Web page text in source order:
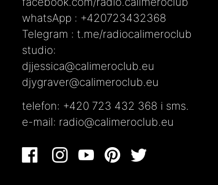
whatsApp : +420723432368
Telegram : t.me/radiocalimeroclub
studio:
djjessica@calimeroclub.eu
djygraver@calimeroclub.eu
telefon: +420 723 432 368 i sms.
e-mail: radio@calimeroclub.eu